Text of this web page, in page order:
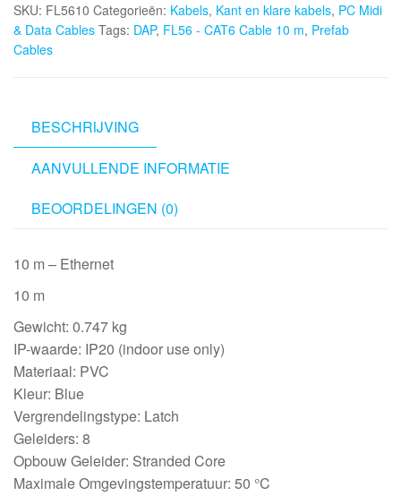
Cable
10
m
SKU: FL5610 Categorieën: Kabels, Kant en klare kabels, PC Midi
& Data Cables Tags: DAP, FL56 - CAT6 Cable 10 m, Prefab
Cables
BESCHRIJVING
AANVULLENDE INFORMATIE
BEOORDELINGEN (0)
10 m – Ethernet
10 m
Gewicht: 0.747 kg
IP-waarde: IP20 (indoor use only)
Materiaal: PVC
Kleur: Blue
Vergrendelingstype: Latch
Geleiders: 8
Opbouw Geleider: Stranded Core
Maximale Omgevingstemperatuur: 50 °C